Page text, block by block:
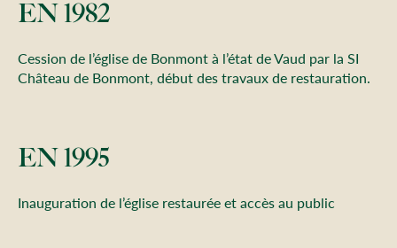
EN 1982
Cession de l’église de Bonmont à l’état de Vaud par la SI
Château de Bonmont, début des travaux de restauration.
EN 1995
Inauguration de l’église restaurée et accès au public